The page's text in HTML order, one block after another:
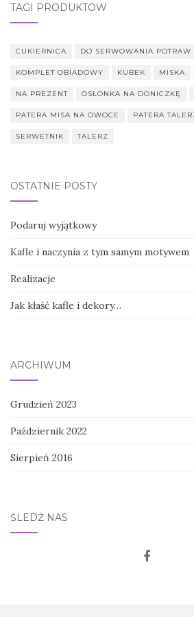
TAGI PRODUKTÓW
CUKIERNICA DO SERWOWANIA POTRAW
KOMPLET OBIADOWY KUBEK MISKA
NA PREZENT OSŁONKA NA DONICZKĘ
PATERA MISA NA OWOCE PATERA
SERWETNIK TALERZ
OSTATNIE POSTY
Podaruj wyjątkowy
Kafle i naczynia z tym samym motywem
Realizacje
Jak kłaść kafle i dekory…
ARCHIWUM
Grudzień 2023
Październik 2022
Sierpień 2016
ŚLEDŹ NAS